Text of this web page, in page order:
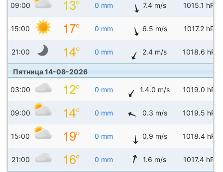
09:00 0 mm 7.4 m/s 1015.1 hPa
15:00 0 mm 6.5 m/s 1017.2 hPa
21:00 0 mm 2.4 m/s 1018.6 hPa
Пятница 14-08-2026
03:00 0 mm 1.4.0 m/s 1019.0 hPa
09:00 0 mm 0.3 m/s 1019.5 hPa
15:00 0 mm 0.9 m/s 1018.4 hPa
21:00 0 mm 1.6 m/s 1017.4 hPa